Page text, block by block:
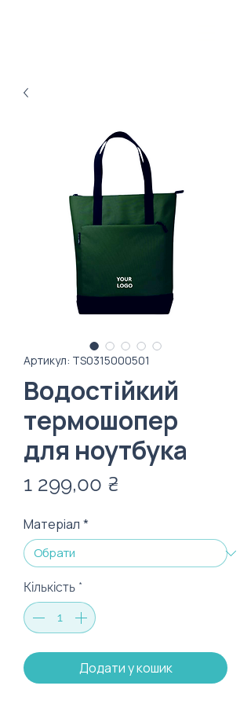
Артикул: TS0315000501
Водостійкий
термошопер
для ноутбука
1 299,00 ₴
Матеріал *
Кількість *
Додати у кошик